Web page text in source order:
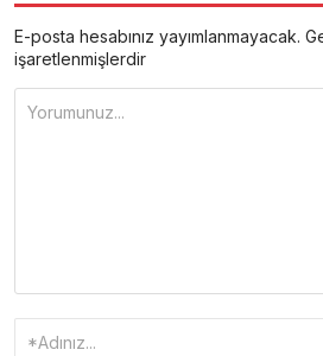
E-posta hesabınız yayımlanmayacak.
işaretlenmişlerdir